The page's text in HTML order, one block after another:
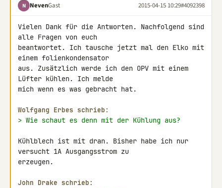
N NevenGast 2015-04-15 10:29#4092398
Vielen Dank für die Antworten. Nachfolgend sind
alle Fragen von euch
beantwortet. Ich tausche jetzt mal den Elko mit
einem folienkondensator
aus. Zusätzlich werde ich den OPV mit einem
Lüfter kühlen. Ich melde
mich wenn es was gebracht hat.
Wolfgang Erbes schrieb:
> Wie schaut es denn mit der Kühlung aus?
Kühlblech ist mit dran. Bisher habe ich nur
versucht 1A Ausgangsstrom zu
erzeugen.
John Drake schrieb: